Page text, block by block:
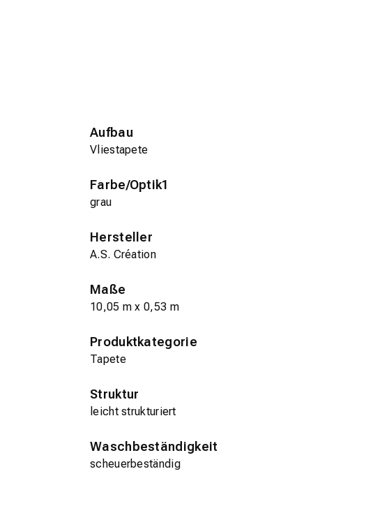
Aufbau
Vliestapete
Farbe/Optik1
grau
Hersteller
A.S. Création
Maße
10,05 m x 0,53 m
Produktkategorie
Tapete
Struktur
leicht strukturiert
Waschbeständigkeit
scheuerbeständig